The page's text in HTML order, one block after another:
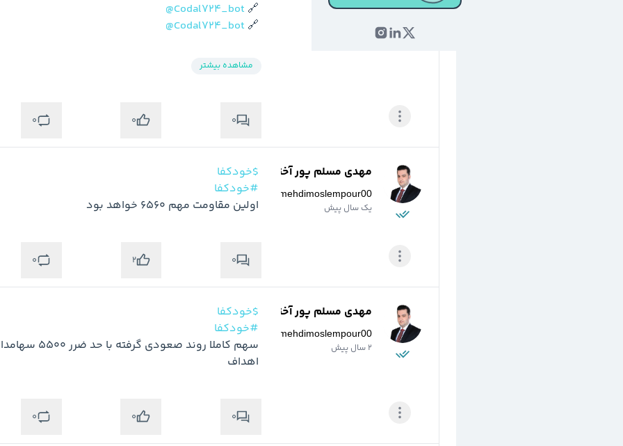
🔗
@Codal724_bot
🔗
@Codal724_bot
مشاهده بیشتر
0
0
0
مهدی مسلم پور آخته خانه
mehdimoslempour00
یک سال پیش
$خودکفا
#خودکفا
اولین مقاومت مهم 6560 خواهد بود
0
2
0
مهدی مسلم پور آخته خانه
mehdimoslempour00
2 سال پیش
$خودکفا
#خودکفا
اهداف
0
0
0